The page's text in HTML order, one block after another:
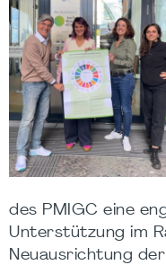
des PMIGC eine
Unterstützung im
Neuausrichtung